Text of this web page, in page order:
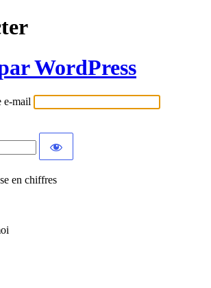
WordPress
e-mail
en chiffres